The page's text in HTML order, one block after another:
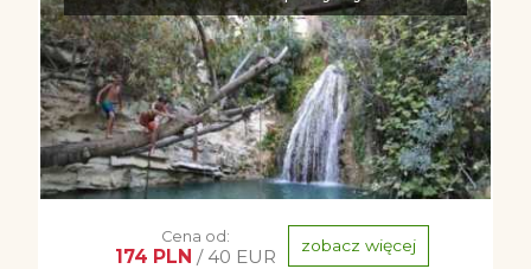
Cena od:
174 PLN / 40 EUR zobacz więcej